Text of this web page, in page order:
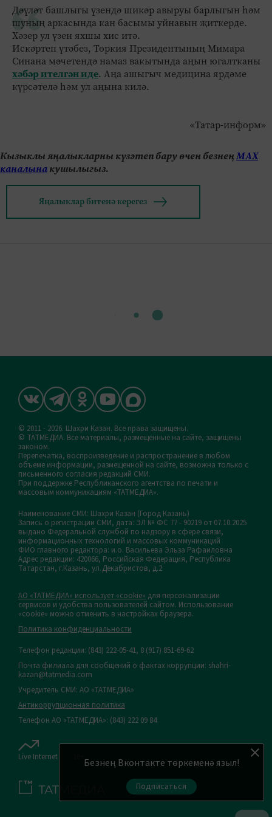
Дәүләт башлыгы үзендә шикәр авыруы барлыгын һәм
шуның аркасында кан басымы уйнавын җиткерде.
Хәзер ул үзен яхшы хис итә.
Искәртеп үтәбез, Төркия Президентының Мимара
Синана мәчетендә намаз вакытында аңын югалтканы
хәбәр ителгән иде. Аңа ашыгыч медицина ярдәме
күрсәтелә һәм ул аңына килә.
«Татар-информ»
Кызыклы яңалыкларны күзәтеп бару өчен безнеңМАХ
каналынакушылыгыз.
Яңалыклар битенә керегез
Безнең Вконтакте төркеменә языл!
Подписаться
© 2011 - 2026. Шахри Казан. Все права защищены.
© ТАТМЕДИА. Все материалы, размещенные на сайте, защищены
законом.
Перепечатка, воспроизведение и распространение в любом
объеме информации, размещенной на сайте, возможна только с
письменного согласия редакций СМИ.
При поддержке Республиканского агентства по печати и
массовым коммуникациям «ТАТМЕДИА».
Наименование СМИ: Шахри Казан (Город Казань)
Запись о регистрации СМИ, дата: ЭЛ № ФС 77 - 90219 от 07.10.2025
выдано Федеральной службой по надзору в сфере связи,
информационных технологий и массовых коммуникаций
ФИО главного редактора: и.о. Васильева Эльза Рафаиловна
Адрес редакции: 420066, Российская Федерация, Республика
Татарстан, г.Казань, ул.Декабристов, д.2
АО «ТАТМЕДИА» использует «cookie» для персонализации
сервисов и удобства пользователей сайтом. Использование
«cookie» можно отменить в настройках браузера.
Политика конфиденциальности
Телефон редакции: (843) 222-05-41, 8 (917) 851-69-62
Почта филиала для сообщений о фактах коррупции: shahri-
kazan@tatmedia.com
Учредитель СМИ: АО «ТАТМЕДИА»
Антикоррупционная политика
Телефон АО «ТАТМЕДИА»: (843) 222 09 84
Live Internet